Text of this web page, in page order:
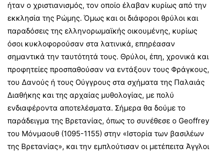
ήταν ο χριστιανισμός, τον οποίο έλαβαν κυρίως από την
εκκλησία της Ρώμης. Όμως και οι διάφοροι θρύλοι και
παραδόσεις της ελληνορωμαϊκής οικουμένης, κυρίως
όσοι κυκλοφορούσαν στα λατινικά, επηρέασαν
σημαντικά την ταυτότητά τους. Θρύλοι, έπη, χρονικά και
προφητείες προσπαθούσαν να εντάξουν τους Φράγκους,
του Δανούς ή τους Ούγγρους στα σχήματα της Παλαιάς
Διαθήκης και της αρχαίας μυθολογίας, με πολύ
ενδιαφέροντα αποτελέσματα. Σήμερα θα δούμε το
παράδειγμα της Βρετανίας, όπως το συνέθεσε ο Geoffrey
του Μόνμαουθ (1095-1155) στην «Ιστορία των βασιλέων
της Βρετανίας», και την εμπλούτισαν οι μετέπειτα Άγγλοι